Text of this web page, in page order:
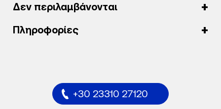
Δεν περιλαμβάνονται
Πληροφορίες
+30 23310 27120